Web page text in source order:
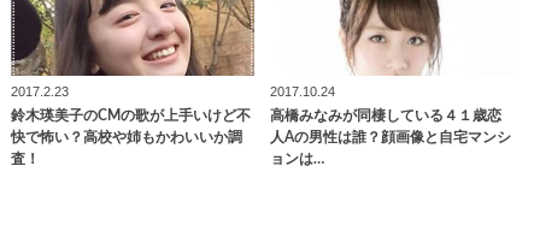
2017.2.23
鈴木瑛美子のCMの歌が上手いけど不
快で怖い？高校や姉もかわいいか調
査！
2017.10.24
高橋みなみが同棲している４１歳恋
人Aの男性は誰？顔画像と自宅マンシ
ョンは…